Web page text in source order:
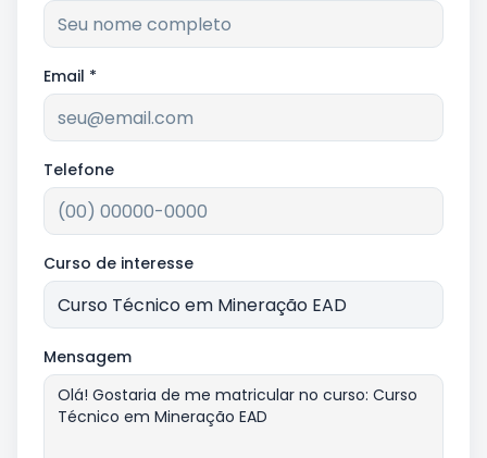
Email *
Telefone
Curso de interesse
Mensagem